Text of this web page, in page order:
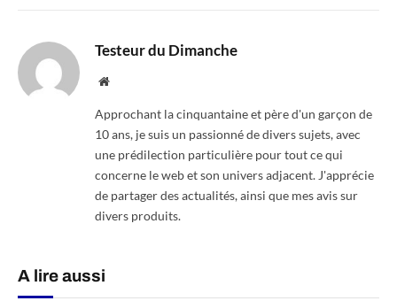
Testeur du Dimanche
Website
Approchant la cinquantaine et père d'un garçon de
10 ans, je suis un passionné de divers sujets, avec
une prédilection particulière pour tout ce qui
concerne le web et son univers adjacent. J'apprécie
de partager des actualités, ainsi que mes avis sur
divers produits.
A lire aussi